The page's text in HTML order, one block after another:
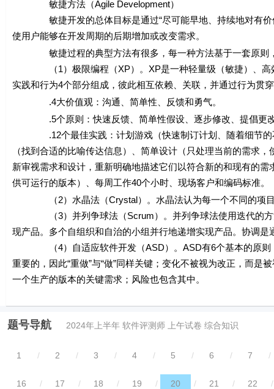
敏捷方法（Agile Development）
敏捷开发的总体目标是通过“尽可能早地、持续地对有价值
使用户能够在开发周期的后期增加或改变需求。
敏捷过程的典型方法有很多，每一种方法基于一套原则，
（1）极限编程（XP）。XP是一种轻量级（敏捷）、高效
实践和行为4个部分组成，彼此相互依赖、关联，并通过行为贯
.4大价值观：沟通、简单性、反馈和勇气。
.5个原则：快速反馈、简单性假设、逐步修改、提倡更改
.12个最佳实践：计划游戏（快速制订计划、随着细节的不
（找到合适的比喻传达信息）、简单设计（只处理当前的需求
新审视需求和设计，重新明确地描述它们以符合新的和现有的
供可运行的版本）、每周工作40个小时、现场客户和编码标准。
（2）水晶法（Crystal）。水晶法认为每一个不同的项目
（3）并列争球法（Scrum）。并列争球法使用迭代的方法
现产品。多个自组织和自治的小组并行地递增实现产品。协调
（4）自适应软件开发（ASD）。ASD有6个基本的原则：
重要的，因此“重做”与“做”同样关键；变化不被视为改正，而
一个生产的版本的关键需求；风险也包含其中。
题号导航 2024年上半年 软件评测师 上午试卷 综合知识
1 / 2 / 3 / 4 / 5 / 6 / 7 /
16 / 17 / 18 / 19 / 20 / 21 / 22 /